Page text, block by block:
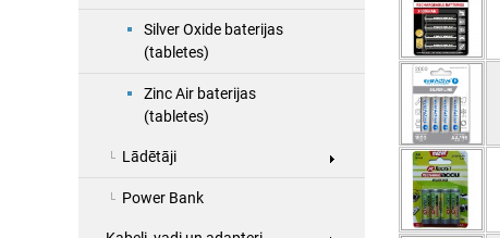
Silver Oxide baterijas
(tabletes)
Zinc Air baterijas
(tabletes)
Lādētāji
Power Bank